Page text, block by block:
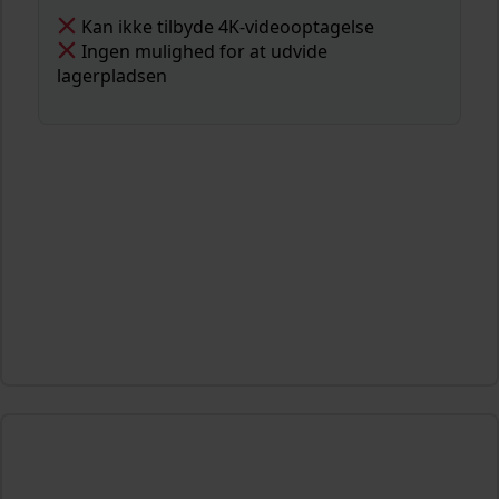
Kan ikke tilbyde 4K-videooptagelse
Ingen mulighed for at udvide
lagerpladsen